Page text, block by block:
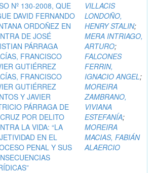
Nº 130-2008, QUE
DAVID FERNANDO
ORDOÑEZ EN
DE JOSÉ
PÁRRAGA
FRANCISCO
GUTIÉRREZ
FRANCISCO
GUTIÉRREZ
Y JAVIER
PÁRRAGA DE
POR DELITO
LA VIDA: “LA
EN EL
PENAL Y SUS
VILLACIS
LONDOÑO,
HENRY STALIN;
MERA INTRIAGO,
ARTURO;
FALCONES
FERRIN,
IGNACIO ANGEL;
MOREIRA
ZAMBRANO,
VIVIANA
ESTEFANÍA;
MOREIRA
MACIAS, FABIÁN
ALAERCIO